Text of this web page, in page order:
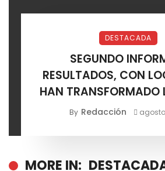
DESTACADA
SEGUNDO
RESULTADOS, CON
HAN TRANSFORMADO
LOS SOLEDENSES:
By Redacción
MORE IN: